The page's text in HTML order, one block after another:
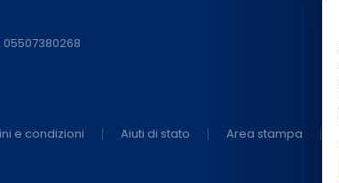
e condizioni Aiuti di stato
Area stampa